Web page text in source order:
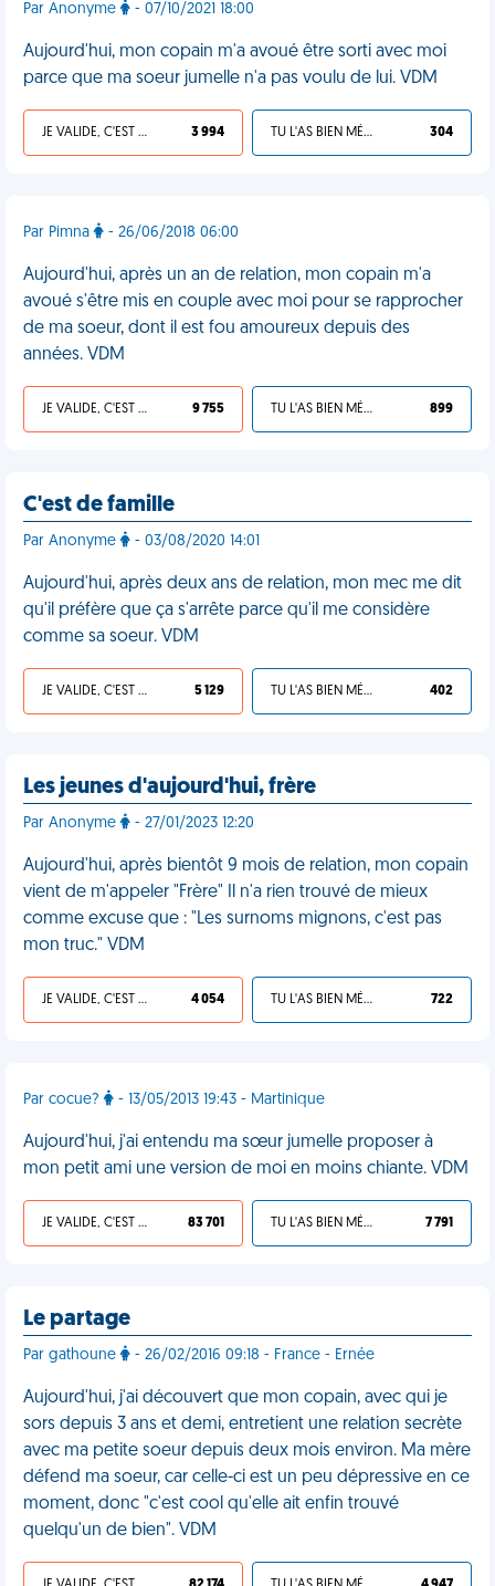
Par Anonyme - 07/10/2021 18:00
Aujourd'hui, mon copain m'a avoué être sorti avec moi
parce que ma soeur jumelle n'a pas voulu de lui. VDM
JE VALIDE, C'EST UNE VDM 3 994 TU L'AS BIEN MÉRITÉ 304
Par Pimna - 26/06/2018 06:00
Aujourd'hui, après un an de relation, mon copain m'a
avoué s'être mis en couple avec moi pour se rapprocher
de ma soeur, dont il est fou amoureux depuis des
années. VDM
JE VALIDE, C'EST UNE VDM 9 755 TU L'AS BIEN MÉRITÉ 899
C'est de famille
Par Anonyme - 03/08/2020 14:01
Aujourd'hui, après deux ans de relation, mon mec me dit
qu'il préfère que ça s'arrête parce qu'il me considère
comme sa soeur. VDM
JE VALIDE, C'EST UNE VDM 5 129 TU L'AS BIEN MÉRITÉ 402
Les jeunes d'aujourd'hui, frère
Par Anonyme - 27/01/2023 12:20
Aujourd'hui, après bientôt 9 mois de relation, mon copain
vient de m'appeler "Frère" Il n'a rien trouvé de mieux
comme excuse que : "Les surnoms mignons, c'est pas
mon truc." VDM
JE VALIDE, C'EST UNE VDM 4 054 TU L'AS BIEN MÉRITÉ 722
Par cocue? - 13/05/2013 19:43 - Martinique
Aujourd'hui, j'ai entendu ma sœur jumelle proposer à
mon petit ami une version de moi en moins chiante. VDM
JE VALIDE, C'EST UNE VDM 83 701 TU L'AS BIEN MÉRITÉ 7 791
Le partage
Par gathoune - 26/02/2016 09:18 - France - Ernée
Aujourd'hui, j'ai découvert que mon copain, avec qui je
sors depuis 3 ans et demi, entretient une relation secrète
avec ma petite soeur depuis deux mois environ. Ma mère
défend ma soeur, car celle-ci est un peu dépressive en ce
moment, donc "c'est cool qu'elle ait enfin trouvé
quelqu'un de bien". VDM